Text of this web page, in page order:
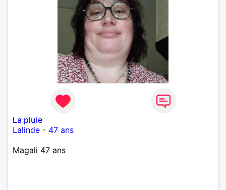
La pluie
Lalinde - 47 ans
Magali 47 ans